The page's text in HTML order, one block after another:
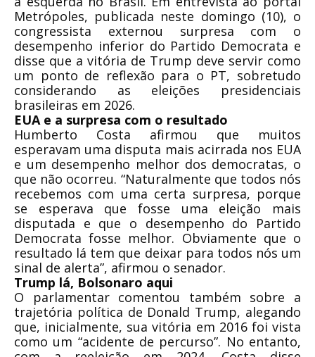
Metrópoles, publicada neste domingo (10), o
congressista externou surpresa com o
desempenho inferior do Partido Democrata e
disse que a vitória de Trump deve servir como
um ponto de reflexão para o PT, sobretudo
considerando as eleições presidenciais
brasileiras em 2026.
EUA e a surpresa com o resultado
Humberto Costa afirmou que muitos
esperavam uma disputa mais acirrada nos EUA
e um desempenho melhor dos democratas, o
que não ocorreu. “Naturalmente que todos nós
recebemos com uma certa surpresa, porque
se esperava que fosse uma eleição mais
disputada e que o desempenho do Partido
Democrata fosse melhor. Obviamente que o
resultado lá tem que deixar para todos nós um
sinal de alerta”, afirmou o senador.
Trump lá, Bolsonaro aqui
O parlamentar comentou também sobre a
trajetória política de Donald Trump, alegando
que, inicialmente, sua vitória em 2016 foi vista
como um “acidente de percurso”. No entanto,